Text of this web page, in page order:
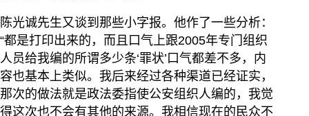
陈光诚先生又谈到那些小字报。他作了一些分析：
“都是打印出来的，而且口气上跟2005年专门组织
人员给我编的所谓多少条‘罪状’口气都差不多，内
容也基本上类似。我后来经过各种渠道已经证实，
那次的做法就是政法委指使公安组织人编的，我觉
得这次也不会有其他的来源。我相信现在的民众不